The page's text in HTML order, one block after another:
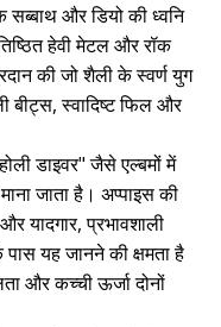
और डियो की ध्वनि
हेवी मेटल और रॉक
की जो शैली के स्वर्ण युग
बीट्स, स्वादिष्ट फिल और
डाइवर" जैसे एल्बमों में
जाता है। अप्पाइस की
यादगार, प्रभावशाली
यह जानने की क्षमता है
और कच्ची ऊर्जा दोनों